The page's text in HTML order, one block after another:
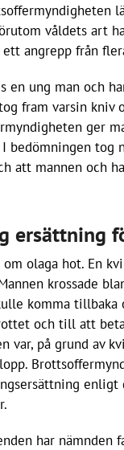
våldets art
angrepp från
en ung man och
fram varsin kniv
ger
bedömningen tog
att mannen och
ersättning
olaga hot. En
krossade
komma tillbaka
och till att
var, på grund av
enligt
har